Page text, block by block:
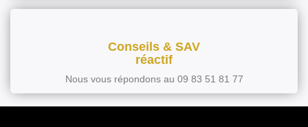
Conseils & SAV
réactif
Nous vous répondons au 09 83 51 81 77